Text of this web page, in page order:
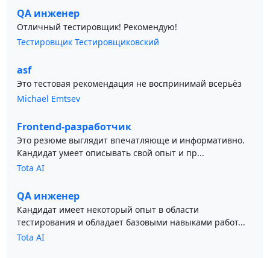
QA инженер
Отличный тестировщик! Рекомендую!
Тестировщик Тестировщиковский
asf
Это тестовая рекомендация не воспринимай всерьёз
Michael Emtsev
Frontend-разработчик
Это резюме выглядит впечатляюще и информативно.
Кандидат умеет описывать свой опыт и пр...
Tota AI
QA инженер
Кандидат имеет некоторый опыт в области
тестирования и обладает базовыми навыками работ...
Tota AI